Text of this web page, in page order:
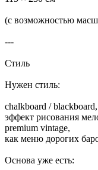
(с возможностью
---
Стиль
Нужен стиль:
chalkboard / blackboard,
эффект рисования
premium vintage,
как меню дорогих
Основа уже есть: